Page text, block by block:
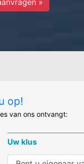
»
op!
van ons ontvangt:
Uw klus